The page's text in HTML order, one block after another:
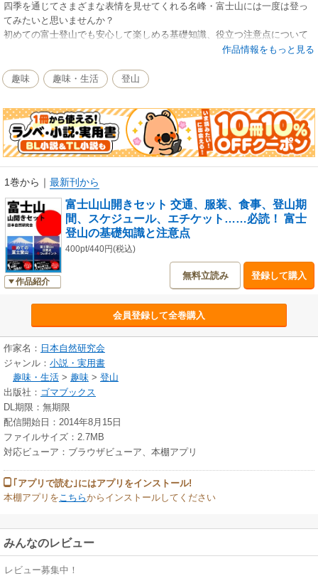
四季を通じてさまざまな表情を見せてくれる名峰・富士山には一度は登っ
てみたいと思いませんか？
初めての富士登山でも安心して楽しめる基礎知識、役立つ注意点について
作品情報をもっと見る
趣味 趣味・生活 登山
1巻から ｜ 最新刊から
作品紹介
富士山山開きセット 交通、服装、食事、登山期
間、スケジュール、エチケット……必読！ 富士
登山の基礎知識と注意点
400pt/440円(税込)
無料立読み 登録して購入
会員登録して全巻購入
作家名： 日本自然研究会
ジャンル： 小説・実用書
趣味・生活 > 趣味 > 登山
出版社： ゴマブックス
DL期限：無期限
配信開始日：2014年8月15日
ファイルサイズ：2.7MB
対応ビューア：ブラウザビューア、本棚アプリ
｢アプリで読む｣にはアプリをインストール!
本棚アプリを こちらからインストールしてください
みんなのレビュー
レビュー募集中！